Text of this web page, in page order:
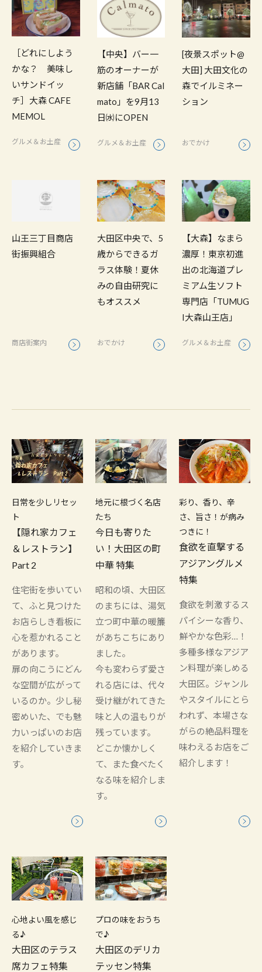
［どれにしよう
かな？ 美味し
いサンドイッ
チ］大森 CAFE
MEMOL
グルメ＆お土産
【中央】バー一
筋のオーナーが
新店舗「BAR Cal
mato」を9月13
日㈬にOPEN
グルメ＆お土産
[夜景スポット@
大田] 大田文化の
森でイルミネー
ション
おでかけ
山王三丁目商店
街振興組合
商店街案内
大田区中央で、5
歳からできるガ
ラス体験！夏休
みの自由研究に
もオススメ
おでかけ
【大森】なまら
濃厚！東京初進
出の北海道プレ
ミアム生ソフト
専門店「TUMUG
I大森山王店」
グルメ＆お土産
日常を少しリセッ
ト
【隠れ家カフェ
＆レストラン】
Part 2
住宅街を歩いてい
て、ふと見つけた
お店らしき看板に
心を惹かれること
があります。
扉の向こうにどん
な空間が広がって
いるのか。少し秘
密めいた、でも魅
力いっぱいのお店
を紹介していきま
す。
地元に根づく名店
たち
今日も寄りた
い！大田区の町
中華 特集
昭和の頃、大田区
のまちには、湯気
立つ町中華の暖簾
があちこちにあり
ました。
今も変わらず愛さ
れる店には、代々
受け継がれてきた
味と人の温もりが
残っています。
どこか懐かしく
て、また食べたく
なる味を紹介しま
す。
彩り、香り、辛
さ、旨さ！が病み
つきに！
食欲を直撃する
アジアングルメ
特集
食欲を刺激するス
パイシーな香り、
鮮やかな色彩…！
多種多様なアジア
ン料理が楽しめる
大田区。ジャンル
やスタイルにとら
われず、本場さな
がらの絶品料理を
味わえるお店をご
紹介します！
心地よい風を感じ
る♪
大田区のテラス
席カフェ特集
プロの味をおうち
で♪
大田区のデリカ
テッセン特集